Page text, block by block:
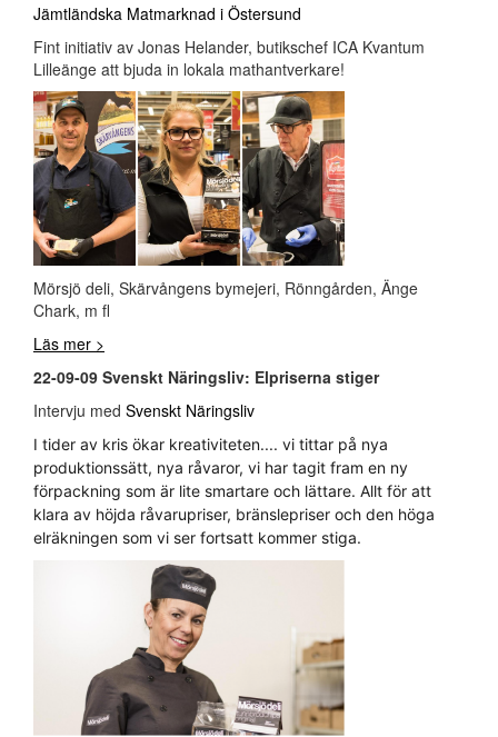
Jämtländska Matmarknad i Östersund
Fint initiativ av Jonas Helander, butikschef ICA Kvantum
Lilleänge att bjuda in lokala mathantverkare!
Mörsjö deli, Skärvångens bymejeri, Rönngården, Änge
Chark, m fl
Läs mer >
22-09-09 Svenskt Näringsliv: Elpriserna stiger
Intervju med Svenskt Näringsliv
I tider av kris ökar kreativiteten.... vi tittar på nya
produktionssätt, nya råvaror, vi har tagit fram en ny
förpackning som är lite smartare och lättare. Allt för att
klara av höjda råvarupriser, bränslepriser och den höga
elräkningen som vi ser fortsatt kommer stiga.